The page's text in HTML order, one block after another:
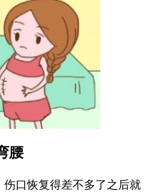
腰
口恢复得差不多了之后就